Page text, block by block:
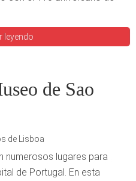
leyendo
de Sao
de Lisboa
numerosos lugares para
de Portugal. En esta